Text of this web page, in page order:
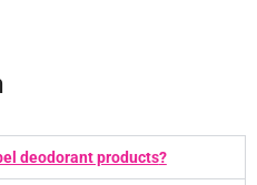
deodorant products?